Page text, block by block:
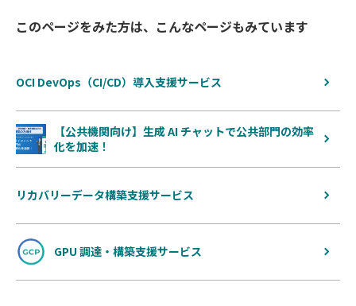
このページをみた方は、こんなページもみています
OCI DevOps（CI/CD）導入支援サービス
【公共機関向け】生成 AI チャットで公共部門の効率
化を加速！
リカバリーデータ構築支援サービス
GPU 調達・構築支援サービス